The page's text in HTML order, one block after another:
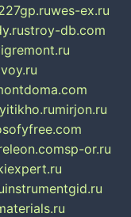
wes-ex.ru
stroy-db.com
mirjon.ru
sp-or.ru
instrumentgid.ru